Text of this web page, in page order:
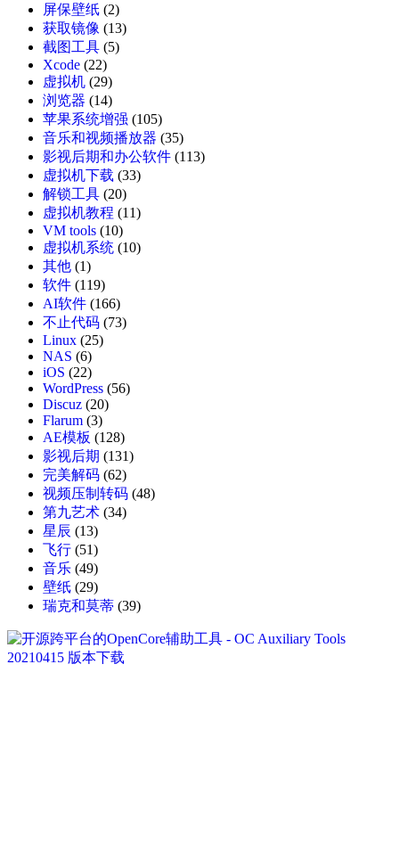
屏保壁纸 (2)
获取镜像 (13)
截图工具 (5)
Xcode (22)
虚拟机 (29)
浏览器 (14)
苹果系统增强 (105)
音乐和视频播放器 (35)
影视后期和办公软件 (113)
虚拟机下载 (33)
解锁工具 (20)
虚拟机教程 (11)
VM tools (10)
虚拟机系统 (10)
其他 (1)
软件 (119)
AI软件 (166)
不止代码 (73)
Linux (25)
NAS (6)
iOS (22)
WordPress (56)
Discuz (20)
Flarum (3)
AE模板 (128)
影视后期 (131)
完美解码 (62)
视频压制转码 (48)
第九艺术 (34)
星辰 (13)
飞行 (51)
音乐 (49)
壁纸 (29)
瑞克和莫蒂 (39)